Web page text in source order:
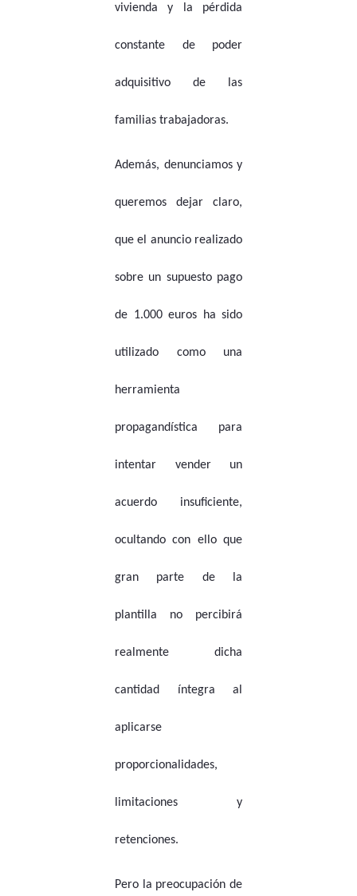
vivienda y la pérdida
constante de poder
adquisitivo de las
familias trabajadoras.
Además, denunciamos y
queremos dejar claro,
que el anuncio realizado
sobre un supuesto pago
de 1.000 euros ha sido
utilizado como una
herramienta
propagandística para
intentar vender un
acuerdo insuficiente,
ocultando con ello que
gran parte de la
plantilla no percibirá
realmente dicha
cantidad íntegra al
aplicarse
proporcionalidades,
limitaciones y
retenciones.
Pero la preocupación de